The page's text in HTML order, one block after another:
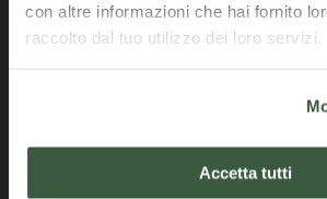
con altre informazioni che hai fornito
raccolto dal tuo utilizzo dei loro servizi.
Accetta tutti
Offizielles Portal der